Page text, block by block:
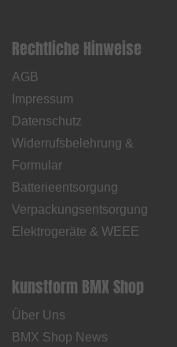
Rechtliche Hinweise
AGB
Impressum
Datenschutz
Widerrufsbelehrung &
Formular
Batterieentsorgung
Verpackungsentsorgung
Elektrogeräte & WEEE
kunstform BMX Shop
Über Uns
BMX Shop News